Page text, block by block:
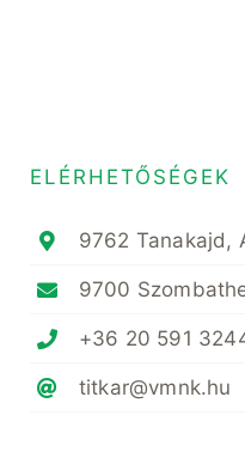
ELÉRHETŐSÉGEK
9762 Tanakajd,
9700
+36 20 591
titkar@vmnk.hu